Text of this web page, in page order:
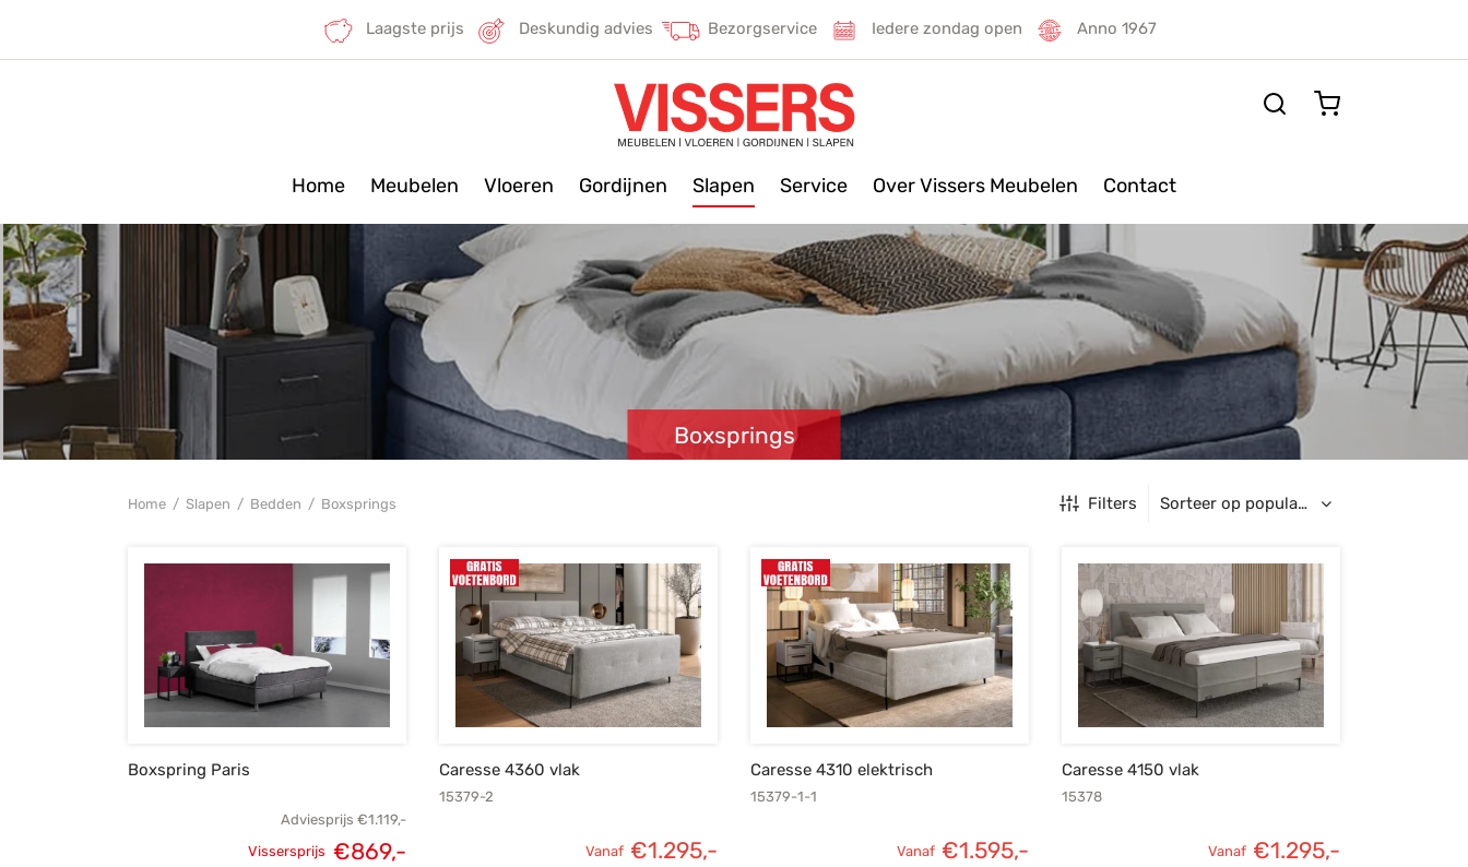
Laagste prijs Deskundig advies Bezorgservice Iedere zondag open Anno 1967
Home Meubelen Vloeren Gordijnen Slapen Service Over Vissers Meubelen Contact
Boxsprings
Home / Slapen / Bedden / Boxsprings Filters
Boxspring Paris
Adviesprijs €1.119,-
Oorspronkelijke
Vissersprijs €869,-
Caresse 4360 vlak
15379-2
Vanaf €1.295,-
Caresse 4310 elektrisch
15379-1-1
Vanaf €1.595,-
Caresse 4150 vlak
15378
Vanaf €1.295,-